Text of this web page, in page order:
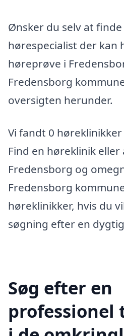
Ønsker du selv at
hørespecialist der kan
høreprøve i
Fredensborg
oversigten herunder.
Vi fandt 0
Find en høreklinik eller
Fredensborg og
Fredensborg
høreklinikker, hvis du
søgning efter en
Søg efter en
professionel